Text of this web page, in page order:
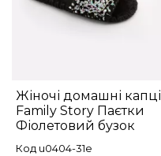
Жіночі домашні капці
Family Story Паєтки
Фіолетовий бузок
Код u0404-31е